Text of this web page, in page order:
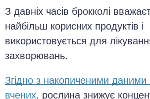
З давніх часів брокколі
найбільш корисних продуктів і
використовується для
захворювань.
Згідно з накопиченими даними
вчених, рослина знижує